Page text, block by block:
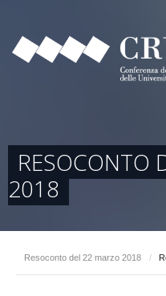
RESOCONTO
2018
Resoconto del 22 marzo 2018 /